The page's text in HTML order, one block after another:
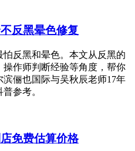
反黑晕色修复
反黑和晕色。本文从反黑的
操作师判断经验等角度，帮你
俪也国际与吴秋辰老师17年
参考。
免费估算价格